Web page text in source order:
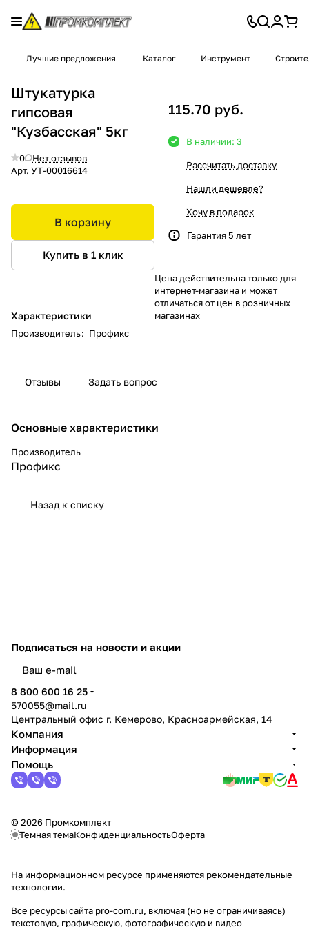
Лучшие предложения Каталог Инструмент
Штукатурка
гипсовая
"Кузбасская" 5кг
0
Нет отзывов
Арт. УТ-00016614
В корзину
Купить в 1 клик
Характеристики
Производитель: Профикс
115.70 руб.
В наличии: 3
Рассчитать доставку
Нашли дешевле?
Хочу в подарок
Гарантия 5 лет
Цена действительна только для
интернет-магазина и может
отличаться от цен в розничных
магазинах
Отзывы Задать вопрос
Основные характеристики
Производитель
Профикс
Назад к списку
Подписаться на новости и акции
8 800 600 16 25
570055@mail.ru
Центральный офис г. Кемерово, Красноармейская, 14
Компания
Информация
Помощь
© 2026 Промкомплект
Темная темаКонфиденциальностьОферта
На информационном ресурсе применяются рекомендательные
технологии.
Все ресурсы сайта pro-com.ru, включая (но не ограничиваясь)
текстовую, графическую, фотографическую и видео